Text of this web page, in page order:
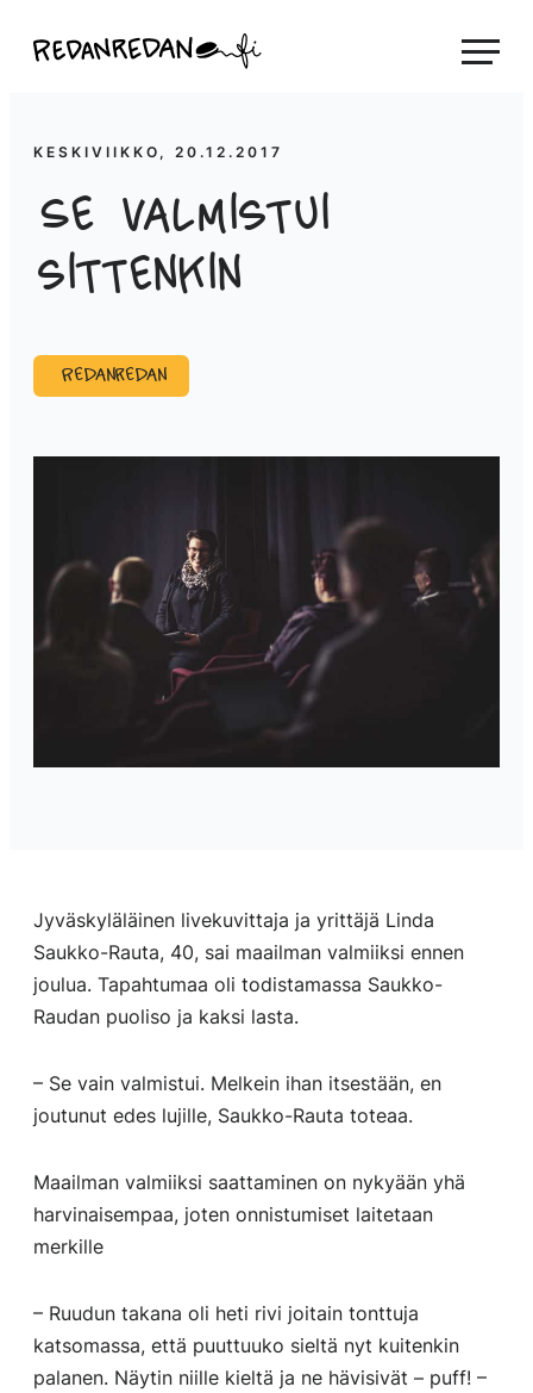
suoraan
Linda Saukko-Rauta, Redanredan Oy
piirrosvideoita
KESKIVIIKKO, 20.12.2017
Se valmistui
sittenkin
Redanredan
Jyväskyläläinen livekuvittaja ja yrittäjä Linda
Saukko-Rauta, 40, sai maailman valmiiksi ennen
joulua. Tapahtumaa oli todistamassa Saukko-
Raudan puoliso ja kaksi lasta.
– Se vain valmistui. Melkein ihan itsestään, en
joutunut edes lujille, Saukko-Rauta toteaa.
Maailman valmiiksi saattaminen on nykyään yhä
harvinaisempaa, joten onnistumiset laitetaan
merkille
– Ruudun takana oli heti rivi joitain tonttuja
katsomassa, että puuttuuko sieltä nyt kuitenkin
palanen. Näytin niille kieltä ja ne hävisivät – puff! –